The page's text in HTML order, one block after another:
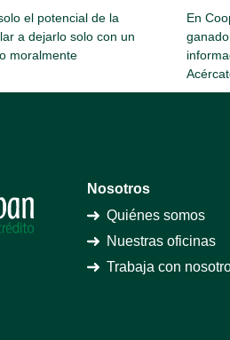
el potencial de la
a dejarlo solo con un
moralmente
En
Nosotros
Quiénes somos
Nuestras oficinas
Trabaja con